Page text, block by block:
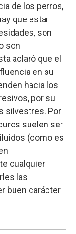
de los perros,
que estar
son
son
aclaró que el
en su
hacia los
por su
silvestres. Por
suelen ser
(como es
cualquier
las
buen carácter.